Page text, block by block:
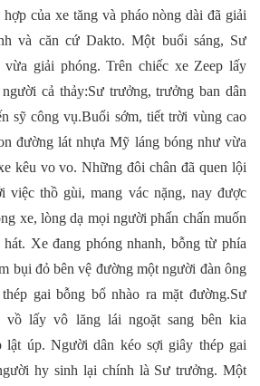
của xe tăng và pháo nòng dài đã giải
và căn cứ Dakto. Một buổi sáng, Sư
giải phóng. Trên chiếc xe Zeep lấy
cả thảy:Sư trưởng, trưởng ban dân
sỹ công vụ.Buổi sớm, tiết trời vùng cao
đường lát nhựa Mỹ láng bóng như vừa
kêu vo vo. Những đôi chân đã quen lội
việc thồ gùi, mang vác nặng, nay được
xe, lòng dạ mọi người phấn chấn muốn
Xe đang phóng nhanh, bỗng từ phía
bụi đỏ bên vệ đường một người đàn ông
gai bỗng bổ nhào ra mặt đường.Sư
vồ lấy vô lăng lái ngoặt sang bên kia
lật úp. Người dân kéo sợi giây thép gai
hy sinh lại chính là Sư trưởng. Một